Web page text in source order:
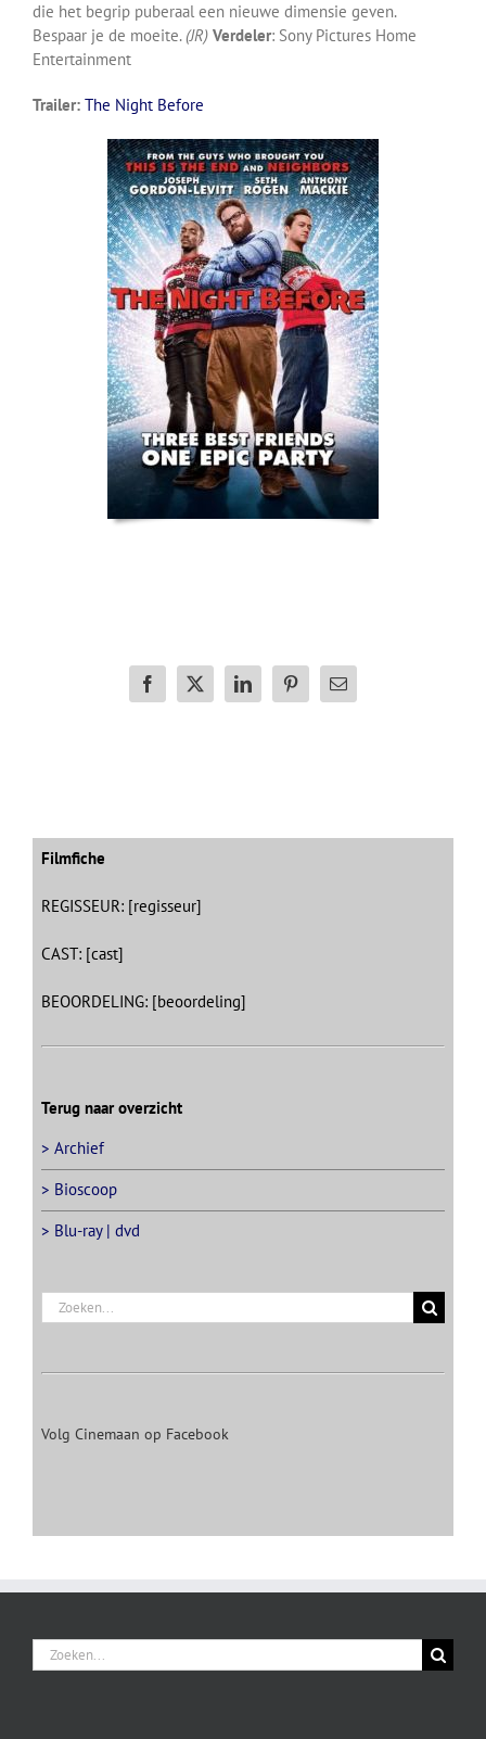
die het begrip puberaal een nieuwe dimensie geven.
Bespaar je de moeite.(JR) Verdeler: Sony Pictures Home
Entertainment
Trailer: The Night Before
Facebook
X LinkedInPinterest
E-
mail
Filmfiche
REGISSEUR: [regisseur]
CAST: [cast]
BEOORDELING: [beoordeling]
Terug naar overzicht
> Archief
> Bioscoop
> Blu-ray | dvd
Zoeken
naar:
Volg Cinemaan op Facebook
Zoeken
naar: